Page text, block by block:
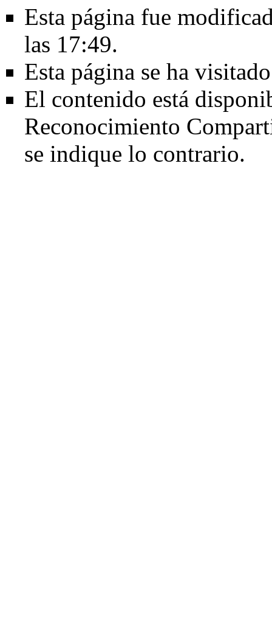
Esta página fue
las 17:49.
Esta página se ha
El contenido está
Reconocimiento
se indique lo contrario.